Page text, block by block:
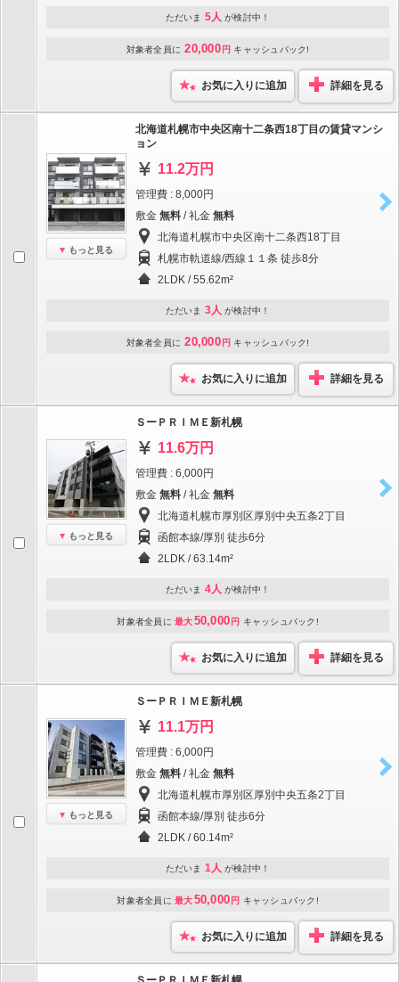
ただいま 5人 が検討中！
対象者全員に 20,000 円 キャッシュバック!
お気に入りに追加 詳細を見る
もっと見る
北海道札幌市中央区南十二条西18丁目の賃貸マンシ
ョン
11.2万円
管理費 : 8,000円
敷金 無料 / 礼金 無料
北海道札幌市中央区南十二条西18丁目
札幌市軌道線/西線１１条 徒歩8分
2LDK / 55.62m²
ただいま 3人 が検討中！
対象者全員に 20,000 円 キャッシュバック!
お気に入りに追加 詳細を見る
もっと見る
ＳーＰＲＩＭＥ新札幌
11.6万円
管理費 : 6,000円
敷金 無料 / 礼金 無料
北海道札幌市厚別区厚別中央五条2丁目
函館本線/厚別 徒歩6分
2LDK / 63.14m²
ただいま 4人 が検討中！
対象者全員に 最大50,000 円 キャッシュバック!
お気に入りに追加 詳細を見る
もっと見る
ＳーＰＲＩＭＥ新札幌
11.1万円
管理費 : 6,000円
敷金 無料 / 礼金 無料
北海道札幌市厚別区厚別中央五条2丁目
函館本線/厚別 徒歩6分
2LDK / 60.14m²
ただいま 1人 が検討中！
対象者全員に 最大50,000 円 キャッシュバック!
お気に入りに追加 詳細を見る